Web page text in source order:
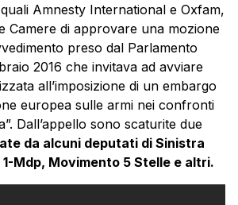
Amnesty International e Oxfam,
Camere di approvare una mozione
preso dal Parlamento
2016 che invitava ad avviare
all’imposizione di un embargo
europea sulle armi nei confronti
Dall’appello sono scaturite due
da alcuni deputati di Sinistra
Mdp, Movimento 5 Stelle e altri.